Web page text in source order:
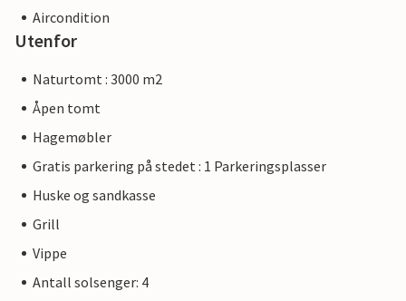
Aircondition
Utenfor
Naturtomt : 3000 m2
Åpen tomt
Hagemøbler
Gratis parkering på stedet : 1 Parkeringsplasser
Huske og sandkasse
Grill
Vippe
Antall solsenger: 4